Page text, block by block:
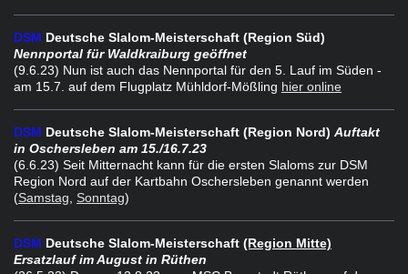
DSM Deutsche Slalom-Meisterschaft (Region Süd)
Nennportal für Waldkraiburg geöffnet
(9.6.23) Nun ist auch das Nennportal für den 5. Lauf im Süden -
am 15.7. auf dem Flugplatz Mühldorf-Mößling hier online
DSM Deutsche Slalom-Meisterschaft (Region Nord) Auftakt
in Oschersleben am 15./16.7.23
(6.6.23) Seit Mitternacht kann für die ersten Slaloms zur DSM
Region Nord auf der Kartbahn Oschersleben genannt werden
(Samstag Sonntag)
DSM Deutsche Slalom-Meisterschaft (Region Mitte)
Ersatzlauf im August in Rüthen